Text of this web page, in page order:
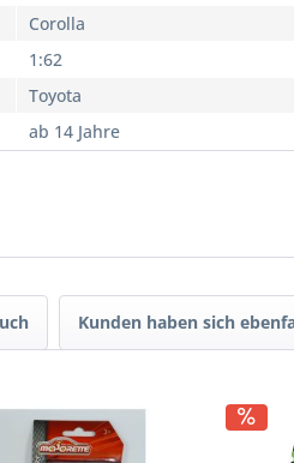
Corolla
1:62
Toyota
ab 14 Jahre
Kunden haben sich